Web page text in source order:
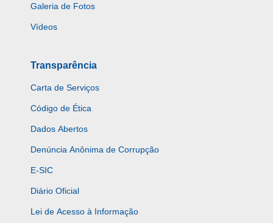
Galeria de Fotos
Vídeos
Transparência
Carta de Serviços
Código de Ética
Dados Abertos
Denúncia Anônima de Corrupção
E-SIC
Diário Oficial
Lei de Acesso à Informação